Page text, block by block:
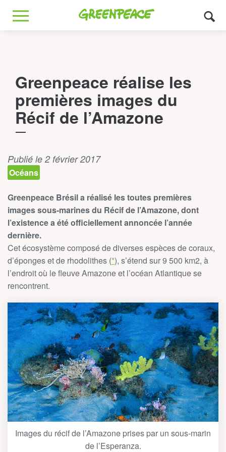
Greenpeace
MENU
Greenpeace réalise les
premières images du
Récif de l’Amazone
Publié le 2 février 2017
Océans
Greenpeace Brésil a réalisé les toutes premières
images sous-marines du Récif de l’Amazone, dont
l’existence a été officiellement annoncée l’année
dernière.
Cet écosystème composé de diverses espèces de coraux,
d’éponges et de rhodolithes (*), s’étend sur 9 500 km2, à
l’endroit où le fleuve Amazone et l’océan Atlantique se
rencontrent.
Images du récif de l’Amazone prises par un sous-marin
de l’Esperanza.